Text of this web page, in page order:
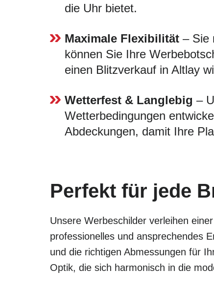
die Uhr bietet.
Maximale Flexibilität – Sie
können Sie Ihre
einen Blitzverkauf in Altlay
Wetterfest & Langlebig –
Wetterbedingungen
Abdeckungen, damit Ihre
Perfekt für jede
Unsere Werbeschilder verleihen
professionelles und ansprechendes
und die richtigen Abmessungen für
Optik, die sich harmonisch in die